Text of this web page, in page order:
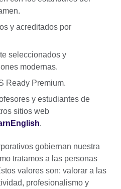
y acreditados por
seleccionados y
modernas.
Ready Premium.
y estudiantes de
sitios web
.
gobiernan nuestra
tratamos a las personas
valores son: valorar a las
profesionalismo y